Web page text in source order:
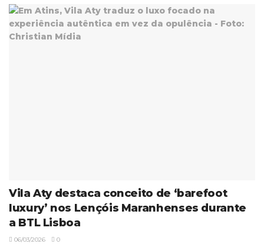
Vila Aty destaca conceito de ‘barefoot
luxury’ nos Lençóis Maranhenses durante
a BTL Lisboa
06/03/2026 0